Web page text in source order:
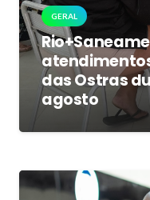
GERAL
das Ostras
agosto